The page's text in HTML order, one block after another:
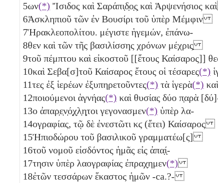
5ων(*) Ἴσιδος καὶ Σαράπι̣δ̣ο̣ς̣ καὶ Ἁρψενήσιος
6Ἀσκληπιοῦ τῶν ἐν Βουσίρι τοῦ ὑπὲρ Μέμφιν
7Ἡρακλεοπολίτου. μέγιστε ἡγεμών, ἐπάνω-
8θεν καὶ τῶν τῆς βασιλίσσης χρόνων μέχρις̣
9τοῦ πέμπτου καὶ εἰκοστοῦ [[ἔτους
10καὶ Σεβα[σ]τοῦ Καίσαρος ἔτους οἱ τέσαρες(*)
11τες ἐξ ἱερέων ἐξυπηρετοῦντες(*) τὰ ἱγερὰ(*)
12ποιούμενοι ἁγνήας(*) καὶ θυσίας δύο π̣αρὰ
13ο ἀπαρ̣ε̣ν̣ό̣χ̣λ̣η̣τοι γεγονασμεν(*) ὑπὲρ λα-
14ογραφίας, τῷ δὲ ἐνεστῶτι κϛ (ἔτει) Καίσαρος
15Ἠπιοδώρου τοῦ βασιλικοῦ γραμματέω[ς]
16τοῦ νομοῦ εἰσδόντος ἡμᾶς εἰς ἀπα̣ί̣-
17τησιν ὑπὲρ λαογραφίας ἐπραχ̣ημεν(*)
18ἐτῶν τεσσάρων ἕκαστος ἡμῶν -ca.?-